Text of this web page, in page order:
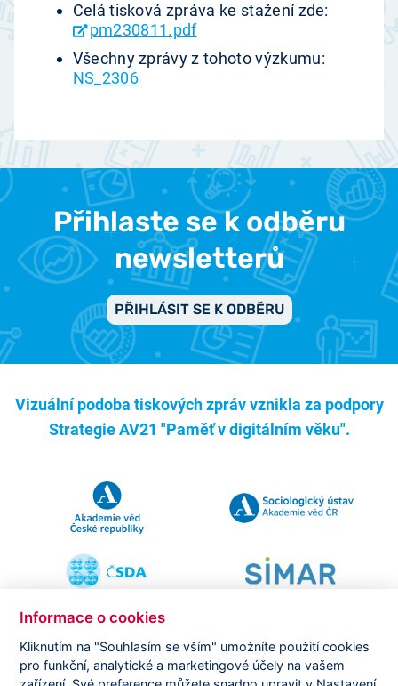
Celá tisková zpráva ke stažení zde:
pm230811.pdf
Všechny zprávy z tohoto výzkumu:
NS_2306
Přihlaste se k odběru
newsletterů
PŘIHLÁSIT SE K ODBĚRU
Vizuální podoba tiskových zpráv vznikla za podpory
Strategie AV21 "Paměť v digitálním věku".
Copyright © CVVM | Právní ujednání| Nastavení cookies
Informace o cookies
Kliknutím na "Souhlasím se vším" umožníte použití cookies
pro funkční, analytické a marketingové účely na vašem